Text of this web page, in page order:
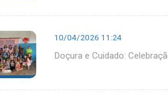
10/04/2026 11:24
Doçura e Cuidado: